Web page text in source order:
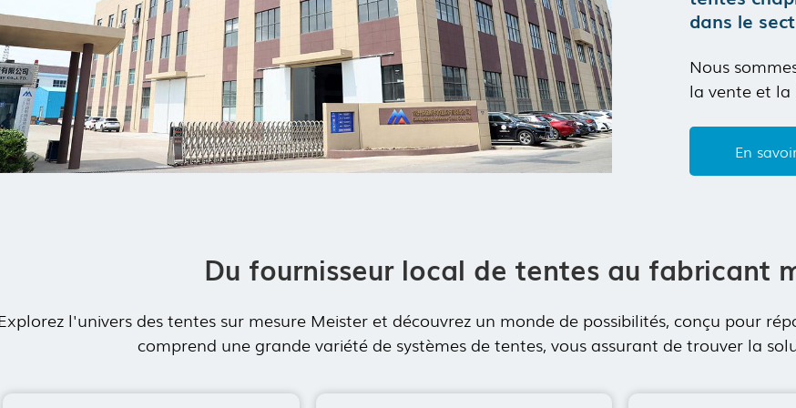
dans le
Nous
la vente et
En
Du fournisseur local de tentes au fabricant
l'univers des tentes sur mesure Meister et découvrez un monde de possibilités, conçu pour
comprend une grande variété de systèmes de tentes, vous assurant de trouver la